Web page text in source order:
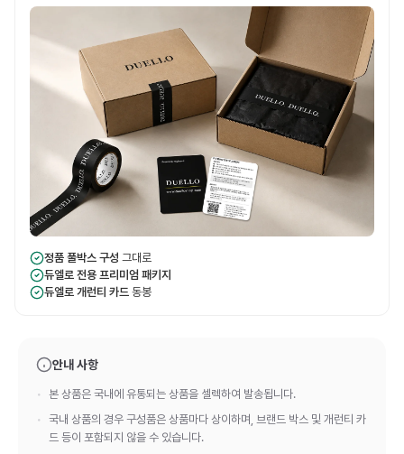
정품 풀박스 구성 그대로
듀엘로 전용 프리미엄 패키지
듀엘로 개런티 카드 동봉
안내 사항
본 상품은 국내에 유통되는 상품을 셀렉하여 발송됩니다.
국내 상품의 경우 구성품은 상품마다 상이하며, 브랜드 박스 및 개런티 카
드 등이 포함되지 않을 수 있습니다.